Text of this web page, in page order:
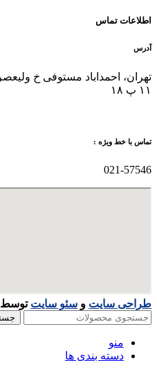
اطلاعات تماس
آدرس
تهران، احمداباد مستوفی خ
۱۱ پ ۱۸
تماس با خط ویژه :
021-57546
طراحی سایت و سئو سایت توسط
منو
دسته بندی ها